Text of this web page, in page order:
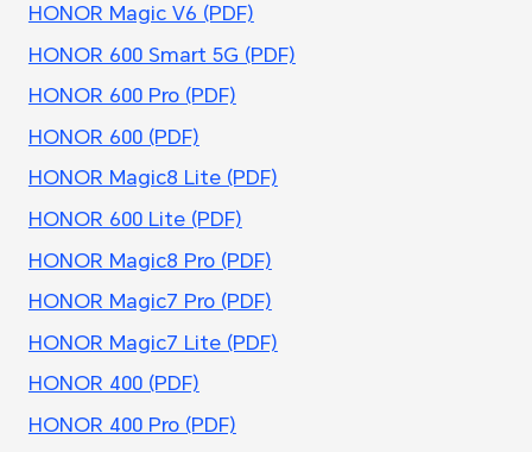
HONOR Magic V6 (PDF)
HONOR 600 Smart 5G (PDF)
HONOR 600 Pro (PDF)
HONOR 600 (PDF)
HONOR Magic8 Lite (PDF)
HONOR 600 Lite (PDF)
HONOR Magic8 Pro (PDF)
HONOR Magic7 Pro (PDF)
HONOR Magic7 Lite (PDF)
HONOR 400 (PDF)
HONOR 400 Pro (PDF)